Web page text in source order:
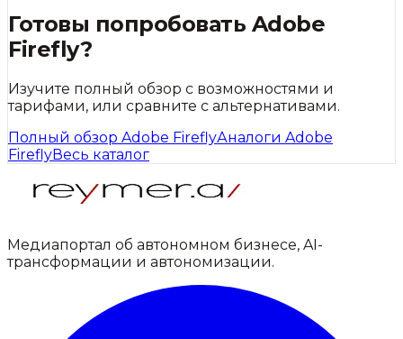
Готовы попробовать Adobe
Firefly?
Изучите полный обзор с возможностями и
тарифами, или сравните с альтернативами.
Полный обзор Adobe FireflyАналоги Adobe
FireflyВесь каталог
Медиапортал об автономном бизнесе, AI-
трансформации и автономизации.